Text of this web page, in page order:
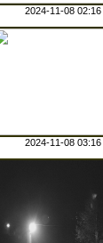
2024-11-08 02:16
2024-11-08 03:16